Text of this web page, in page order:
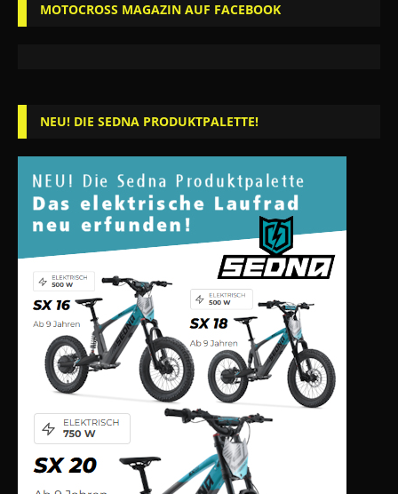
MOTOCROSS MAGAZIN AUF FACEBOOK
NEU! DIE SEDNA PRODUKTPALETTE!